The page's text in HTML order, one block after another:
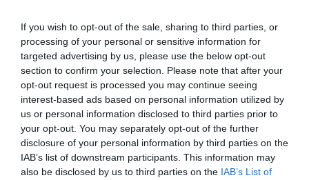
If you wish to opt-out of the sale, sharing to third parties, or
processing of your personal or sensitive information for
targeted advertising by us, please use the below opt-out
section to confirm your selection. Please note that after your
opt-out request is processed you may continue seeing
interest-based ads based on personal information utilized by
us or personal information disclosed to third parties prior to
your opt-out. You may separately opt-out of the further
disclosure of your personal information by third parties on the
IAB’s list of downstream participants. This information may
also be disclosed by us to third parties on the IAB’s List of
d’antibiotiques pour certaines infections après tests
rapides, la vaccination et les conseils aux voyageurs.
Côté produits, l’officine propose médicaments, produits
d’orthopédie, compression, lunettes de lecture et
solaires, formats cabine compatibles avec les restrictions
aériennes et une sélection d’accessoires de voyage.